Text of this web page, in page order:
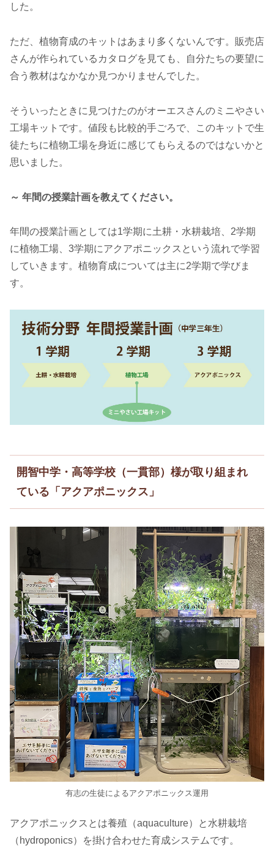
した。
ただ、植物育成のキットはあまり多くないんです。販売店
さんが作られているカタログを見ても、自分たちの要望に
合う教材はなかなか見つかりませんでした。
そういったときに見つけたのがオーエスさんのミニやさい
工場キットです。値段も比較的手ごろで、このキットで生
徒たちに植物工場を身近に感じてもらえるのではないかと
思いました。
～ 年間の授業計画を教えてください。
年間の授業計画としては1学期に土耕・水耕栽培、2学期
に植物工場、3学期にアクアポニックスという流れで学習
していきます。植物育成については主に2学期で学びま
す。
開智中学・高等学校（一貫部）様が取り組まれ
ている「アクアポニックス」
有志の生徒によるアクアポニックス運用
アクアポニックスとは養殖（aquaculture）と水耕栽培
（hydroponics）を掛け合わせた育成システムです。